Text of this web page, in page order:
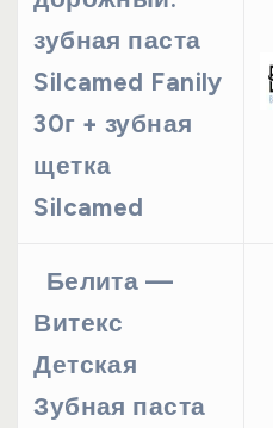
зубная паста
Silcamed Fanily
30г + зубная
щетка
Silcamed
Белита —
Витекс
Детская
Зубная паста